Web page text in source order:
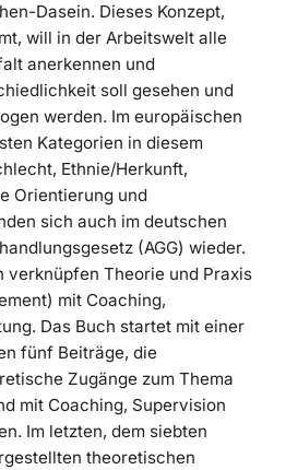
Dasein. Dieses Konzept,
will in der Arbeitswelt alle
anerkennen und
soll gesehen und
werden. Im europäischen
Kategorien in diesem
Ethnie/Herkunft,
Orientierung und
sich auch im deutschen
(AGG) wieder.
verknüpfen Theorie und Praxis
mit Coaching,
Das Buch startet mit einer
fünf Beiträge, die
Zugänge zum Thema
mit Coaching, Supervision
Im letzten, dem siebten
theoretischen